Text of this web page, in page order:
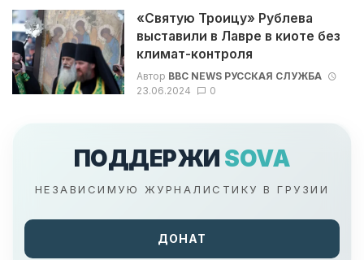
«Святую Троицу» Рублева
выставили в Лавре в киоте без
климат-контроля
Автор BBC NEWS РУССКАЯ СЛУЖБА
23.06.2024
0
ПОДДЕРЖИ SOVA
НЕЗАВИСИМУЮ ЖУРНАЛИСТИКУ В ГРУЗИИ
ДОНАТ